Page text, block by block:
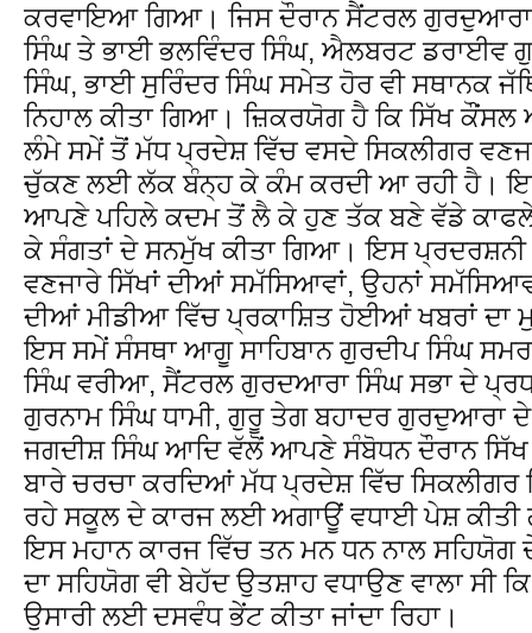
ਕਰਵਾਇਆ ਗਿਆ। ਜਿਸ ਦੌਰਾਨ ਸੈਂਟਰਲ ਗੁਰਦੁਆਰਾ
ਸਿੰਘ ਤੇ ਭਾਈ ਭਲਵਿੰਦਰ ਸਿੰਘ, ਐਲਬਰਟ ਡਰਾਈਵ
ਸਿੰਘ, ਭਾਈ ਸੁਰਿੰਦਰ ਸਿੰਘ ਸਮੇਤ ਹੋਰ ਵੀ ਸਥਾਨਕ
ਨਿਹਾਲ ਕੀਤਾ ਗਿਆ। ਜ਼ਿਕਰਯੋਗ ਹੈ ਕਿ ਸਿੱਖ
ਲੰਮੇ ਸਮੇਂ ਤੋਂ ਮੱਧ ਪ੍ਰਦੇਸ਼ ਵਿੱਚ ਵਸਦੇ ਸਿਕਲੀਗਰ
ਚੁੱਕਣ ਲਈ ਲੱਕ ਬੰਨ੍ਹ ਕੇ ਕੰਮ ਕਰਦੀ ਆ ਰਹੀ ਹੈ।
ਆਪਣੇ ਪਹਿਲੇ ਕਦਮ ਤੋਂ ਲੈ ਕੇ ਹੁਣ ਤੱਕ ਬਣੇ ਵੱਡੇ
ਕੇ ਸੰਗਤਾਂ ਦੇ ਸਨਮੁੱਖ ਕੀਤਾ ਗਿਆ। ਇਸ ਪ੍ਰਦਰਸ਼ਨੀ
ਵਣਜਾਰੇ ਸਿੱਖਾਂ ਦੀਆਂ ਸਮੱਸਿਆਵਾਂ, ਉਹਨਾਂ
ਦੀਆਂ ਮੀਡੀਆ ਵਿੱਚ ਪ੍ਰਕਾਸ਼ਿਤ ਹੋਈਆਂ ਖਬਰਾਂ ਦਾ
ਇਸ ਸਮੇਂ ਸੰਸਥਾ ਆਗੂ ਸਾਹਿਬਾਨ ਗੁਰਦੀਪ ਸਿੰਘ
ਸਿੰਘ ਵਰੀਆ, ਸੈਂਟਰਲ ਗੁਰਦਆਰਾ ਸਿੰਘ ਸਭਾ ਦੇ
ਗੁਰਨਾਮ ਸਿੰਘ ਧਾਮੀ, ਗੁਰੂ ਤੇਗ ਬਹਾਦਰ ਗੁਰਦੁਆਰਾ ਦੇ
ਜਗਦੀਸ਼ ਸਿੰਘ ਆਦਿ ਵੱਲੋਂ ਆਪਣੇ ਸੰਬੋਧਨ ਦੌਰਾਨ
ਬਾਰੇ ਚਰਚਾ ਕਰਦਿਆਂ ਮੱਧ ਪ੍ਰਦੇਸ਼ ਵਿੱਚ
ਰਹੇ ਸਕੂਲ ਦੇ ਕਾਰਜ ਲਈ ਅਗਾਊਂ ਵਧਾਈ ਪੇਸ਼
ਇਸ ਮਹਾਨ ਕਾਰਜ ਵਿੱਚ ਤਨ ਮਨ ਧਨ ਨਾਲ ਸਹਿਯੋਗ
ਦਾ ਸਹਿਯੋਗ ਵੀ ਬੇਹੱਦ ਉਤਸ਼ਾਹ ਵਧਾਉਣ ਵਾਲਾ ਸੀ
ਉਸਾਰੀ ਲਈ ਦਸਵੰਧ ਭੇਂਟ ਕੀਤਾ ਜਾਂਦਾ ਰਿਹਾ।